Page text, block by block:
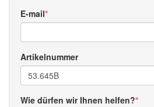
E-mail
Artikelnummer
Wie dürfen wir Ihnen helfen?